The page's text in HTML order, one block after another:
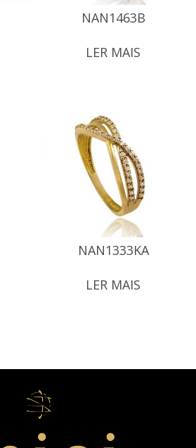
NAN1463B
LER MAIS
NAN1333KA
LER MAIS